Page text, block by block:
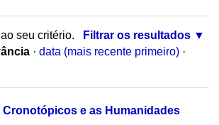
seu critério.
Filtrar os resultados
· data (mais recente primeiro) ·
Cronotópicos e as Humanidades